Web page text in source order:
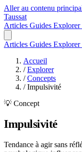
Aller au contenu
Taussat
Articles Guides Explorer
Articles Guides Explorer
Accueil
/ Explorer
/ Concepts
/ Impulsivité
💡 Concept
Impulsivité
Tendance à agir sans